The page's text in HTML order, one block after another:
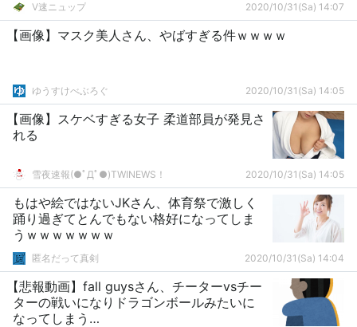
V速ニュップ 2020/10/31(Sa) 14:07
【画像】マスク美人さん、やばすぎる件ｗｗｗｗ
ゆうすけべぶろぐ 2020/10/31(Sa) 14:05
【画像】スケベすぎる女子 柔道部員が発見さ
れる
雪夜速報(●ﾟДﾟ●)TWINEWS！ 2020/10/31(Sa) 14:05
もはや絵ではないJKさん、体育祭で激しく
踊り過ぎてとんでもない格好になってしま
うｗｗｗｗｗｗｗ
匿名だって真剣 2020/10/31(Sa) 14:04
【悲報動画】fall guysさん、チーターvsチー
ターの戦いになりドラゴンボールみたいに
なってしまう…